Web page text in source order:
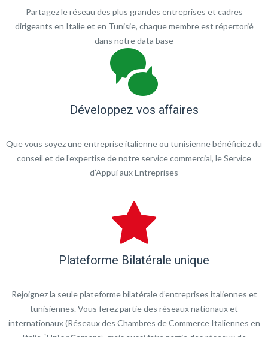
Partagez le réseau des plus grandes entreprises et cadres
dirigeants en Italie et en Tunisie, chaque membre est répertorié
dans notre data base
Développez vos affaires
Que vous soyez une entreprise italienne ou tunisienne bénéficiez du
conseil et de l’expertise de notre service commercial, le Service
d’Appui aux Entreprises
Plateforme Bilatérale unique
Rejoignez la seule plateforme bilatérale d’entreprises italiennes et
tunisiennes. Vous ferez partie des réseaux nationaux et
internationaux (Réseaux des Chambres de Commerce Italiennes en